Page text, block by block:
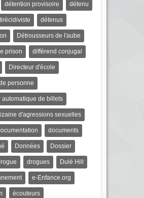
détention provisoire détenu
détenus
Détrousseurs de l'aube
prison différend conjugal
Directeur d'école
personne
automatique de billets
d'agressions sexuelles
documents
Données Dossier
drogues Dulé Hill
e-Enfance.org
écouteurs